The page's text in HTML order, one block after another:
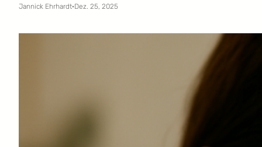
Jannick Ehrhardt·Dez. 25, 2025